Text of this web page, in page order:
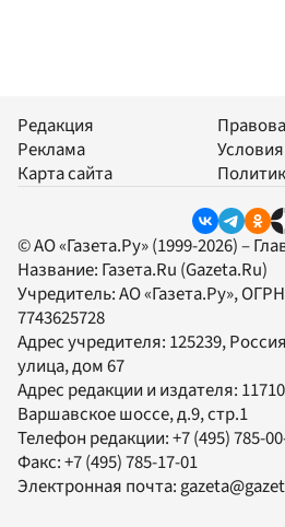
Редакция
Реклама
Карта сайта
© АО «Газета.Ру» (1999-2026) –
Название: Газета.Ru (Gazeta.Ru)
Учредитель:АО «Газета.Ру»,
7743625728
Адрес учредителя: 125239,
улица, дом 67
Адрес редакции и издателя:
Варшавское шоссе, д.9, стр.1
Телефон редакции:+7 (495) 785-
Факс:+7 (495) 785-17-01
Электронная почта: